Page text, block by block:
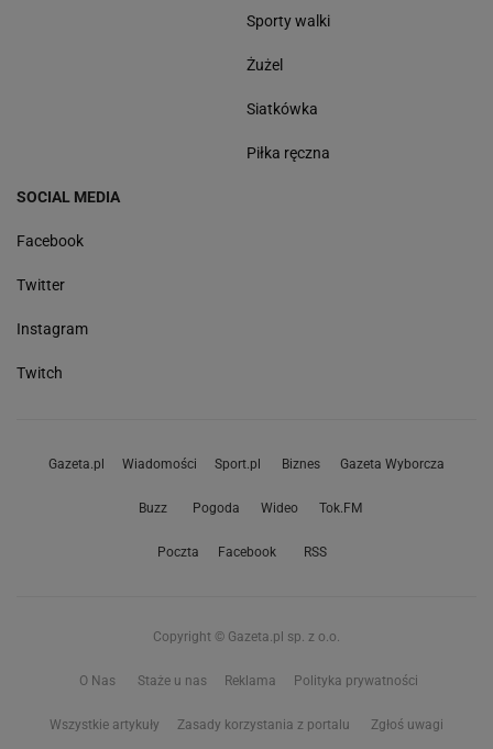
Sporty walki
Żużel
Siatkówka
Piłka ręczna
SOCIAL MEDIA
Facebook
Twitter
Instagram
Twitch
Gazeta.pl Wiadomości Sport.pl Biznes Gazeta Wyborcza
Buzz Pogoda Wideo Tok.FM
Poczta Facebook RSS
Copyright © Gazeta.pl sp. z o.o.
O Nas Staże u nas Reklama Polityka prywatności
Wszystkie artykuły Zasady korzystania z portalu Zgłoś uwagi